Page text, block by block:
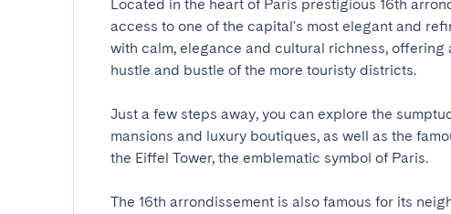
Located in the heart of Paris prestigious 16th
access to one of the capital's most elegant and
with calm, elegance and cultural richness,
hustle and bustle of the more touristy districts.
Just a few steps away, you can explore the
mansions and luxury boutiques, as well as the
the Eiffel Tower, the emblematic symbol of Paris.
The 16th arrondissement is also famous for its